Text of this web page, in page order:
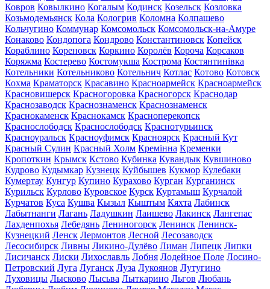
Ковров Ковылкино Когалым Кодинск Козельск Козловка
Козьмодемьянск Кола Кологрив Коломна Колпашево
Кольчугино Коммунар Комсомольск Комсомольск-на-Амуре
Конаково Кондопога Кондрово Константиновск Копейск
Кораблино Кореновск Коркино Королёв Короча Корсаков
Коряжма Костерево Костомукша Кострома Костянтинівка
Котельники Котельниково Котельнич Котлас Котово Котовск
Кохма Краматорск Красавино Красноармейск Красноармейск
Красновишерск Красногоровка Красногорск Краснодар
Краснозаводск Краснознаменск Краснознаменск
Краснокаменск Краснокамск Красноперекопск
Краснослободск Краснослободск Краснотурьинск
Красноуральск Красноуфимск Красноярск Красный Кут
Красный Сулин Красный Холм Кремінна Кременки
Кропоткин Крымск Кстово Кубинка Кувандык Кувшиново
Кудрово Кудымкар Кузнецк Куйбышев Кукмор Кулебаки
Кумертау Кунгур Купино Курахово Курган Курганинск
Курильск Курлово Куровское Курск Куртамыш Курчалой
Курчатов Куса Кушва Кызыл Кыштым Кяхта Лабинск
Лабытнанги Лагань Ладушкин Лаишево Лакинск Лангепас
Лахденпохья Лебедянь Лениногорск Ленинск Ленинск-
Кузнецкий Ленск Лермонтов Лесной Лесозаводск
Лесосибирск Ливны Ликино-Дулёво Лиман Липецк Липки
Лисичанск Лиски Лихославль Лобня Лодейное Поле Лосино-
Петровский Луга Луганск Луза Лукоянов Лутугино
Луховицы Лысково Лысьва Лыткарино Льгов Любань